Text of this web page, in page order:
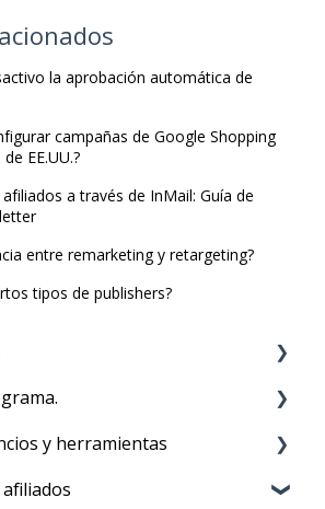
la aprobación automática de
campañas de Google Shopping
EE.UU.?
a través de InMail: Guía de
entre remarketing y retargeting?
tipos de publishers?
de cuenta
de tracking para fijar el
ausführen
y herramientas